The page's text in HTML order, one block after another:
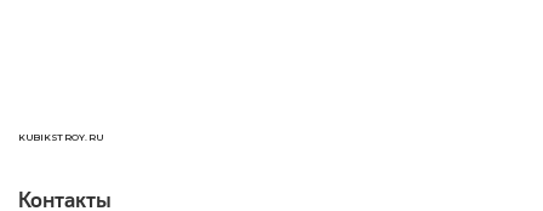
KUBIKSTROY.RU
Контакты